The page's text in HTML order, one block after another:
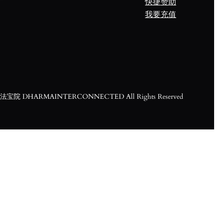
我要充值
宝院 DHARMAINTERCONNECTED All Rights Reserved